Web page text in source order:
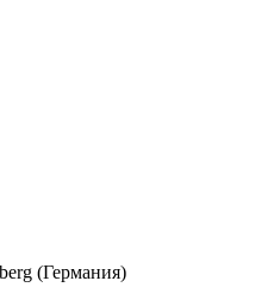
(Германия)